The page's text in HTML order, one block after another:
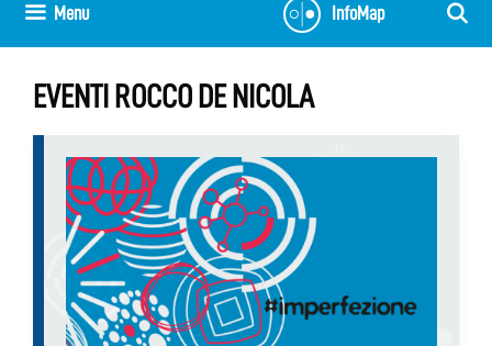
InfoMap
Menu
EVENTI ROCCO DE NICOLA